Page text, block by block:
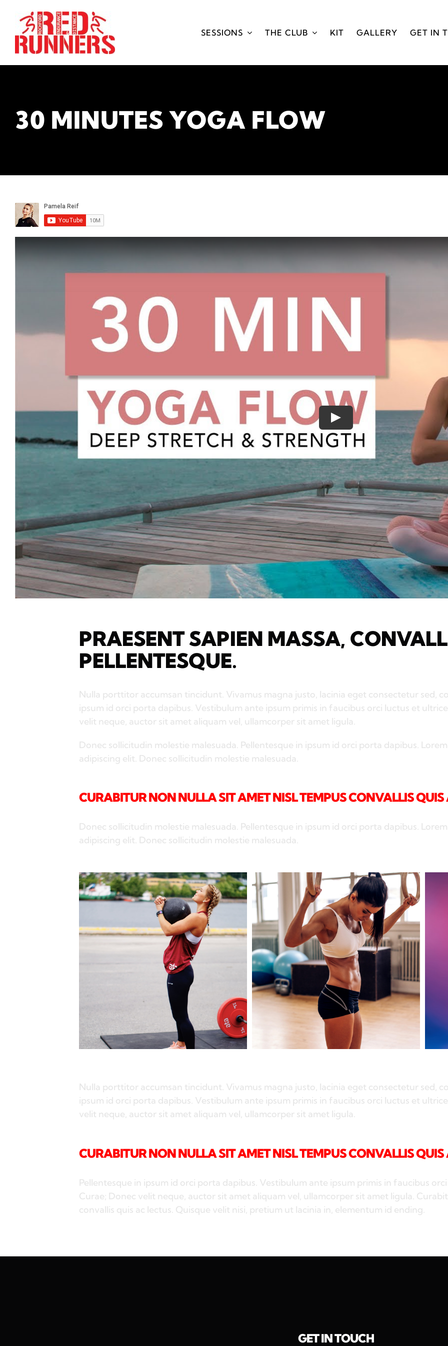
content
SESSIONS THE CLUB KIT GALLERY GET IN
30 MINUTES YOGA FLOW
PRAESENT SAPIEN MASSA,
PELLENTESQUE.
Nulla porttitor accumsan tincidunt. Vivamus magna justo, lacinia eget consectetur sed,
ipsum id orci porta dapibus. Vestibulum ante ipsum primis in faucibus orci luctus et
velit neque, auctor sit amet aliquam vel, ullamcorper sit amet ligula.
Donec sollicitudin molestie malesuada. Pellentesque in ipsum id orci porta dapibus.
adipiscing elit. Donec sollicitudin molestie malesuada.
CURABITUR NON NULLA SIT AMET NISL TEMPUS CONVALLIS QUIS
Donec sollicitudin molestie malesuada. Pellentesque in ipsum id orci porta dapibus.
adipiscing elit. Donec sollicitudin molestie malesuada.
Nulla porttitor accumsan tincidunt. Vivamus magna justo, lacinia eget consectetur sed,
ipsum id orci porta dapibus. Vestibulum ante ipsum primis in faucibus orci luctus et
velit neque, auctor sit amet aliquam vel, ullamcorper sit amet ligula.
CURABITUR NON NULLA SIT AMET NISL TEMPUS CONVALLIS QUIS
Pellentesque in ipsum id orci porta dapibus. Vestibulum ante ipsum primis in faucibus
Curae; Donec velit neque, auctor sit amet aliquam vel, ullamcorper sit amet ligula.
convallis quis ac lectus. Quisque velit nisi, pretium ut lacinia in, elementum id ending.
GET IN TOUCH